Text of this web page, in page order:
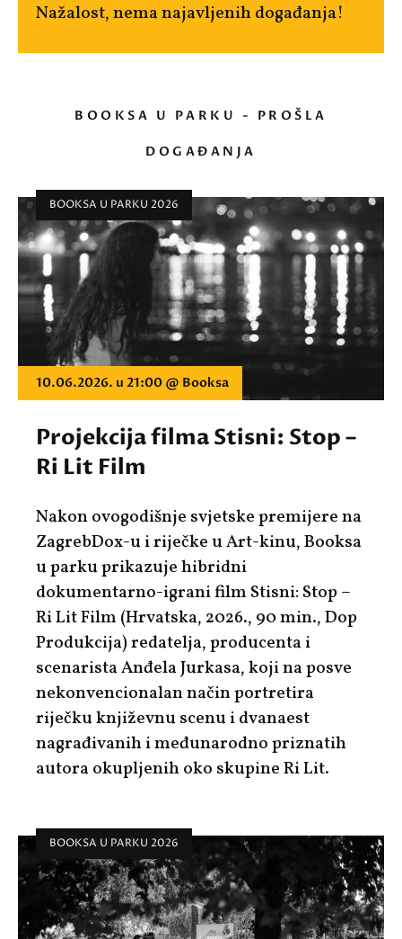
Nažalost, nema najavljenih događanja!
BOOKSA U PARKU - PROŠLA
DOGAĐANJA
BOOKSA U PARKU 2026
10.06.2026. u 21:00 @ Booksa
Projekcija filma Stisni: Stop –
Ri Lit Film
Nakon ovogodišnje svjetske premijere na
ZagrebDox-u i riječke u Art-kinu, Booksa
u parku prikazuje hibridni
dokumentarno-igrani filmStisni: Stop –
Ri Lit Film (Hrvatska, 2026., 90 min., Dop
Produkcija) redatelja, producenta i
scenarista Anđela Jurkasa, koji na posve
nekonvencionalan način portretira
riječku književnu scenu i dvanaest
nagrađivanih i međunarodno priznatih
autora okupljenih oko skupine Ri Lit.
BOOKSA U PARKU 2026